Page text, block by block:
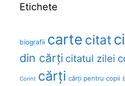
Etichete
biografii carte citat
din cărți citatul zilei
Corint cărți cărți pentru copii